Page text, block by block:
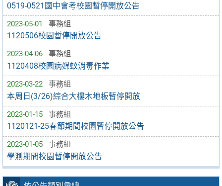
0519-0521國中會考校園暫停開放公告
2023-05-01 事務組
1120506校園暫停開放公告
2023-04-06 事務組
1120408校園病媒蚊消毒作業
2023-03-22 事務組
本周日(3/26)綜合大樓木地板暫停開放
2023-01-15 事務組
1120121-25春節期間校園暫停開放公告
2023-01-05 事務組
學測期間校園暫停開放公告